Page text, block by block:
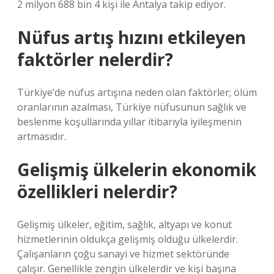
2 milyon 688 bin 4 kişi ile Antalya takip ediyor.
Nüfus artış hızını etkileyen
faktörler nelerdir?
Türkiye’de nüfus artışına neden olan faktörler; ölüm
oranlarının azalması, Türkiye nüfusunun sağlık ve
beslenme koşullarında yıllar itibarıyla iyileşmenin
artmasıdır.
Gelişmiş ülkelerin ekonomik
özellikleri nelerdir?
Gelişmiş ülkeler, eğitim, sağlık, altyapı ve konut
hizmetlerinin oldukça gelişmiş olduğu ülkelerdir.
Çalışanların çoğu sanayi ve hizmet sektöründe
çalışır. Genellikle zengin ülkelerdir ve kişi başına